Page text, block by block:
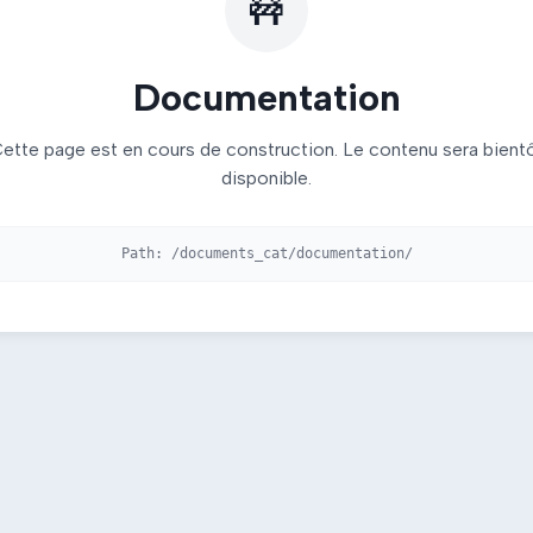
🚧
Documentation
page est en cours de construction. Le contenu sera
disponible.
Path: /documents_cat/documentation/